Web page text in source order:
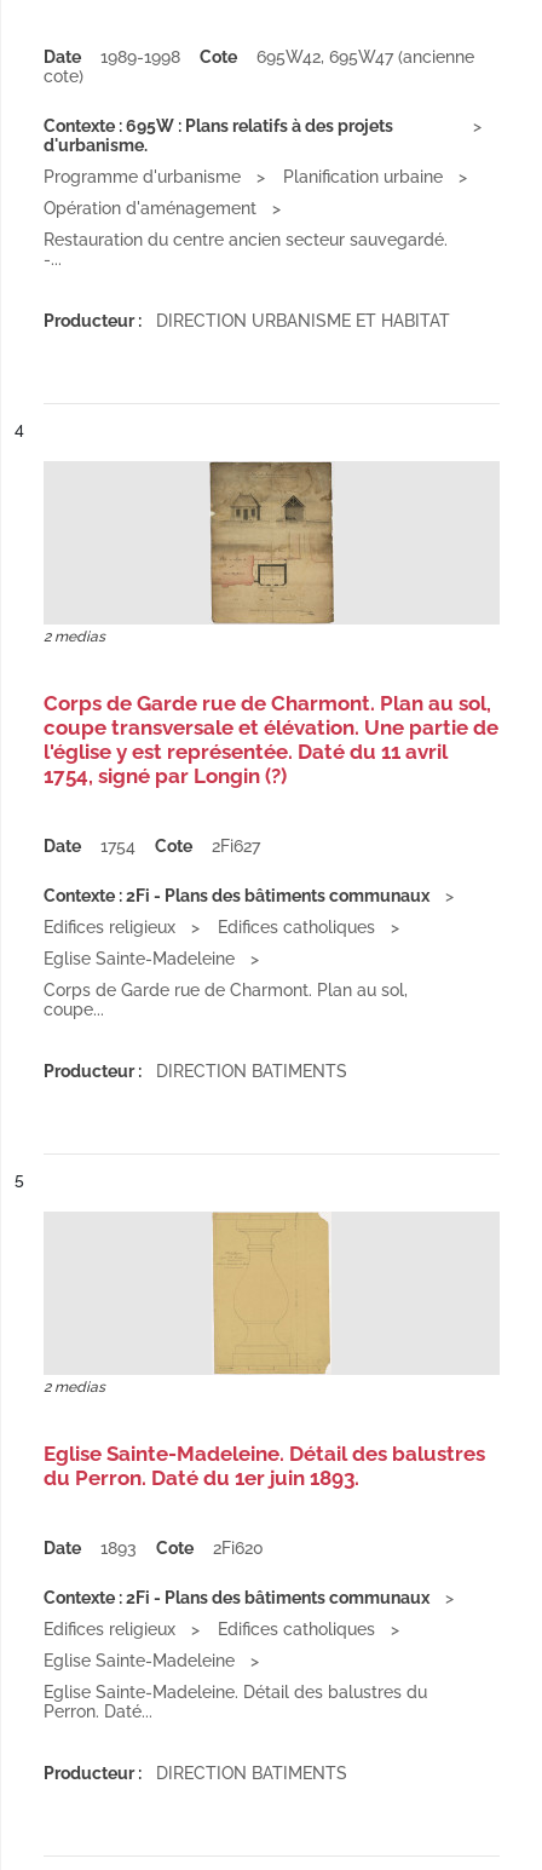
Date 1989-1998 Cote
695W42, 695W47 (ancienne
cote)
Contexte : 695W : Plans relatifs à des projets
d'urbanisme.
Programme d'urbanisme
Planification urbaine
Opération d'aménagement
Restauration du centre ancien secteur sauvegardé.
-...
Producteur : DIRECTION URBANISME ET HABITAT
n°
4
2 medias
Corps de Garde rue de Charmont. Plan au sol,
coupe transversale et élévation. Une partie de
l'église y est représentée. Daté du 11 avril
1754, signé par Longin (?)
Date 1754 Cote 2Fi627
Contexte : 2Fi - Plans des bâtiments communaux
Edifices religieux
Edifices catholiques
Eglise Sainte-Madeleine
Corps de Garde rue de Charmont. Plan au sol,
coupe...
Producteur : DIRECTION BATIMENTS
n°
5
2 medias
Eglise Sainte-Madeleine. Détail des balustres
du Perron. Daté du 1er juin 1893.
Date 1893 Cote 2Fi620
Contexte : 2Fi - Plans des bâtiments communaux
Edifices religieux
Edifices catholiques
Eglise Sainte-Madeleine
Eglise Sainte-Madeleine. Détail des balustres du
Perron. Daté...
Producteur : DIRECTION BATIMENTS